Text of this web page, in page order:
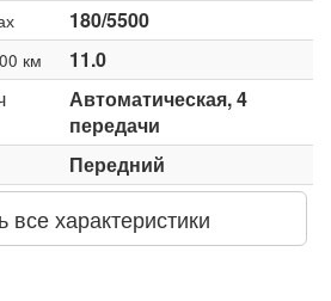
180/5500
км
11.0
Автоматическая, 4
передачи
Передний
все характеристики